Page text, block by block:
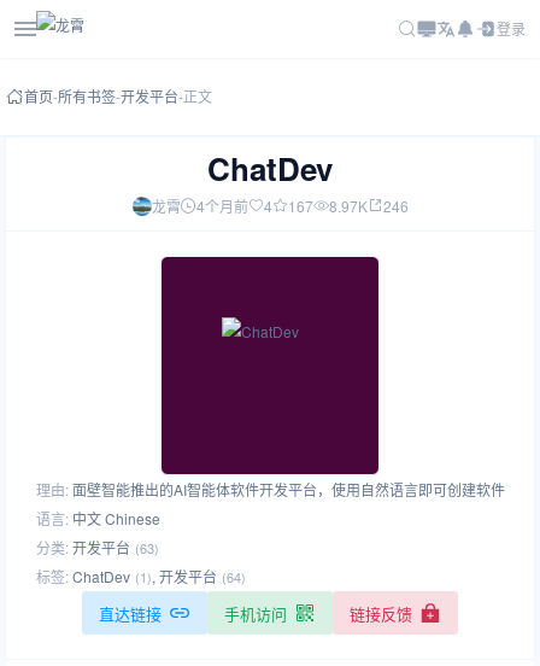
登录
首页-所有书签-开发平台-正文
ChatDev
龙霄 4个月前 4 167 8.97K 246
理由:面壁智能推出的AI智能体软件开发平台，使用自然语言即可创建软件
语言: 中文 Chinese
分类:开发平台 (63)
标签:ChatDev (1), 开发平台 (64)
直达链接 手机访问 链接反馈